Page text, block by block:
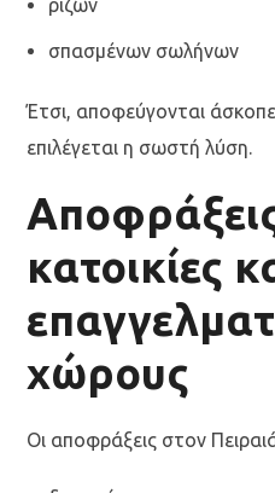
ριζών
σπασμένων σωλήνων
Έτσι, αποφεύγονται
επιλέγεται η σωστή λύση.
κατοικίες
χώρους
Οι αποφράξεις στον